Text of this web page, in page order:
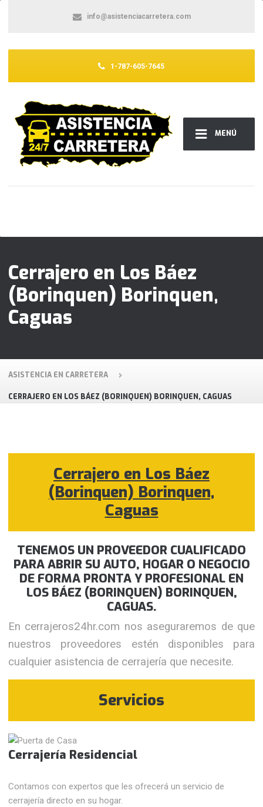
MENÚ
info@asistenciacarretera.com
1-787-605-7645
Cerrajero en Los Báez
(Borinquen) Borinquen,
Caguas
ASISTENCIA EN CARRETERA
CERRAJERO EN LOS BÁEZ (BORINQUEN) BORINQUEN, CAGUAS
Cerrajero en Los Báez
(Borinquen) Borinquen,
Caguas
TENEMOS UN PROVEEDOR CUALIFICADO
PARA ABRIR SU AUTO, HOGAR O NEGOCIO
DE FORMA PRONTA Y PROFESIONAL EN
LOS BÁEZ (BORINQUEN) BORINQUEN,
CAGUAS.
En cerrajeros24hr.com nos aseguraremos de que
nuestros proveedores estén disponibles para
cualquier asistencia de cerrajería que necesite.
Servicios
Cerrajería Residencial
Contamos con expertos que les ofrecerá un servicio de
cerrajería directo en su hogar.